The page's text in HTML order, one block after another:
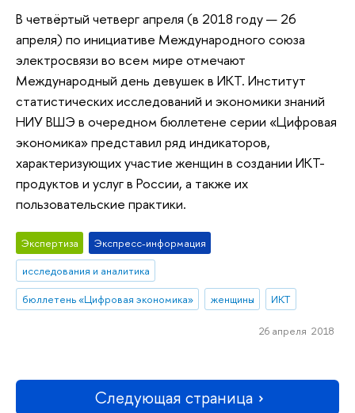
В четвёртый четверг апреля (в 2018 году — 26
апреля) по инициативе Международного союза
электросвязи во всем мире отмечают
Международный день девушек в ИКТ. Институт
статистических исследований и экономики знаний
НИУ ВШЭ в очередном бюллетене серии «Цифровая
экономика» представил ряд индикаторов,
характеризующих участие женщин в создании ИКТ-
продуктов и услуг в России, а также их
пользовательские практики.
Экспертиза
Экспресс-информация
исследования и аналитика
бюллетень «Цифровая экономика»
женщины ИКТ
26 апреля 2018
Следующая страница